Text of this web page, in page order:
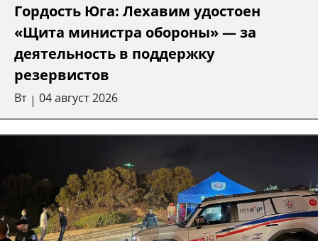
Гордость Юга: Лехавим удостоен
«Щита министра обороны» — за
деятельность в поддержку
резервистов
Вт | 04 август 2026